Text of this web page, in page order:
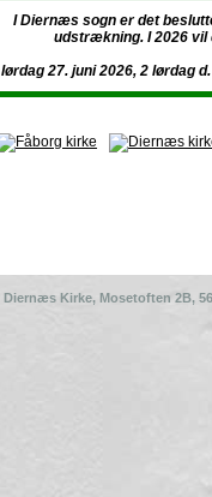
I Diernæs sogn er det
udstrækning. I 2026 vil
lørdag 27. juni 2026, 2 lørdag
Diernæs Kirke, Mosetoften 2B,